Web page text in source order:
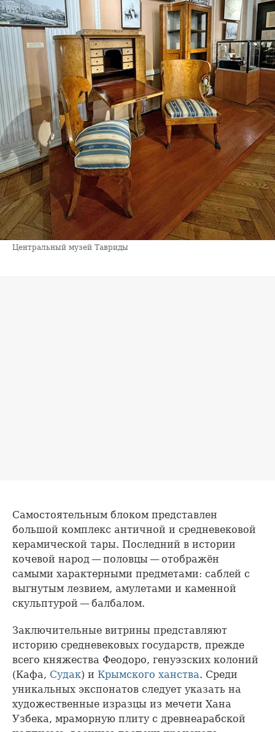
Центральный музей Тавриды
Самостоятельным блоком представлен
большой комплекс античной и средневековой
керамической тары. Последний в истории
кочевой народ — половцы — отображён
самыми характерными предметами: саблей с
выгнутым лезвием, амулетами и каменной
скульптурой — балбалом.
Заключительные витрины представляют
историю средневековых государств, прежде
всего княжества Феодоро, генуэзских колоний
(Кафа, Судак) и Крымского ханства. Среди
уникальных экспонатов следует указать на
художественные изразцы из мечети Хана
Узбека, мраморную плиту с древнеарабской